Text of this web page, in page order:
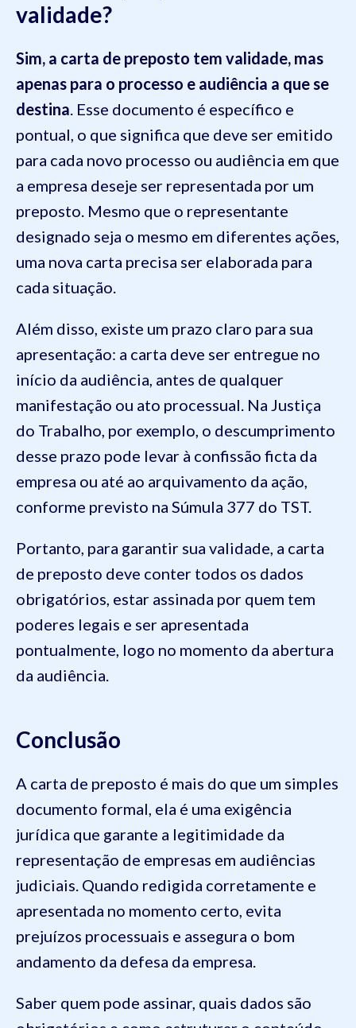
validade?
Sim, a carta de preposto tem validade, mas
apenas para o processo e audiência a que se
destina Esse documento é específico e
pontual, o que significa que deve ser emitido
para cada novo processo ou audiência em que
a empresa deseje ser representada por um
preposto. Mesmo que o representante
designado seja o mesmo em diferentes ações,
uma nova carta precisa ser elaborada para
cada situação.
Além disso, existe um prazo claro para sua
apresentação: a carta deve ser entregue no
início da audiência, antes de qualquer
manifestação ou ato processual. Na Justiça
do Trabalho, por exemplo, o descumprimento
desse prazo pode levar à confissão ficta da
empresa ou até ao arquivamento da ação,
conforme previsto na Súmula 377 do TST.
Portanto, para garantir sua validade, a carta
de preposto deve conter todos os dados
obrigatórios, estar assinada por quem tem
poderes legais e ser apresentada
pontualmente, logo no momento da abertura
da audiência.
Conclusão
A carta de preposto é mais do que um simples
documento formal, ela é uma exigência
jurídica que garante a legitimidade da
representação de empresas em audiências
judiciais. Quando redigida corretamente e
apresentada no momento certo, evita
prejuízos processuais e assegura o bom
andamento da defesa da empresa.
Saber quem pode assinar, quais dados são